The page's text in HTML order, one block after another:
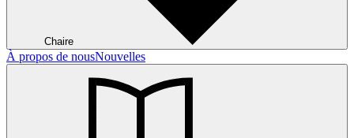
Chaire
À propos de nousNouvelles